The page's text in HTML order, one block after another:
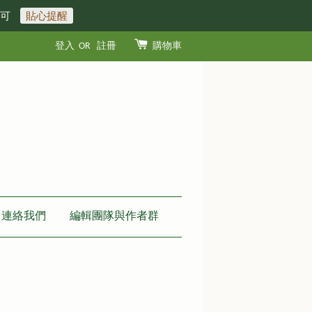
貼心提醒
登入 OR 註冊 購物車
連絡我們 編輯團隊與作者群